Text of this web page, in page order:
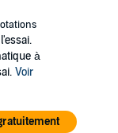
à
Voir